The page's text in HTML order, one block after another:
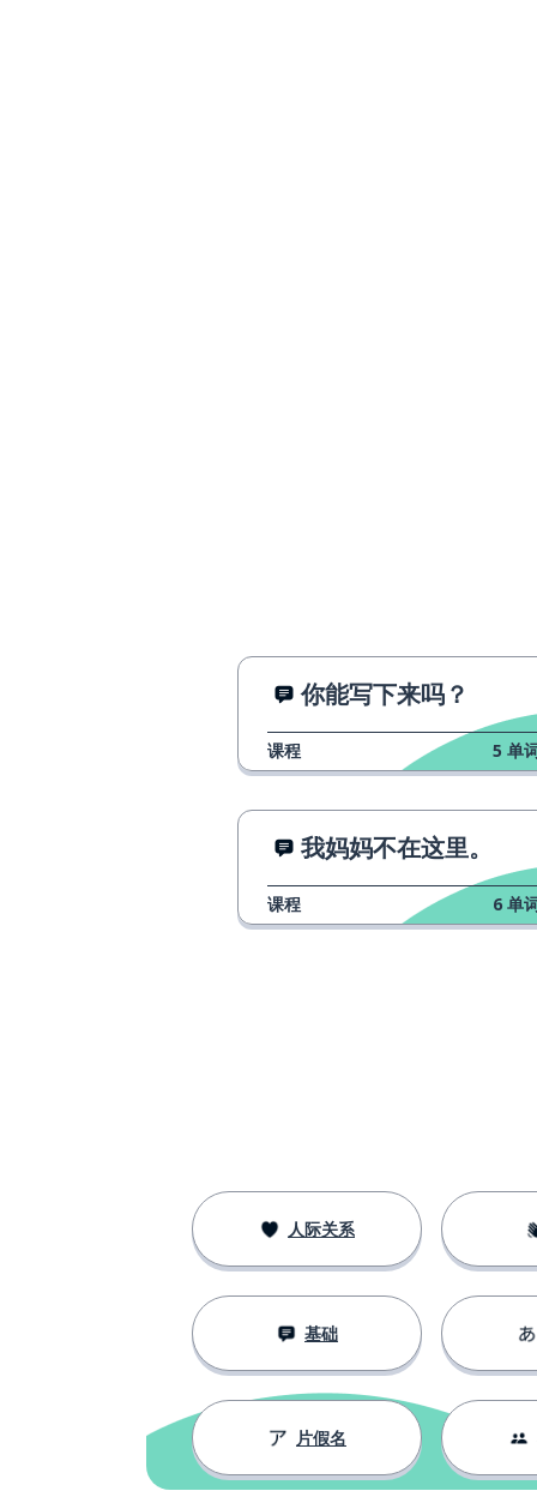
你能写下来吗？
课程 5 单
我妈妈不在这里。
课程 6 单
人际关系
基础
片假名